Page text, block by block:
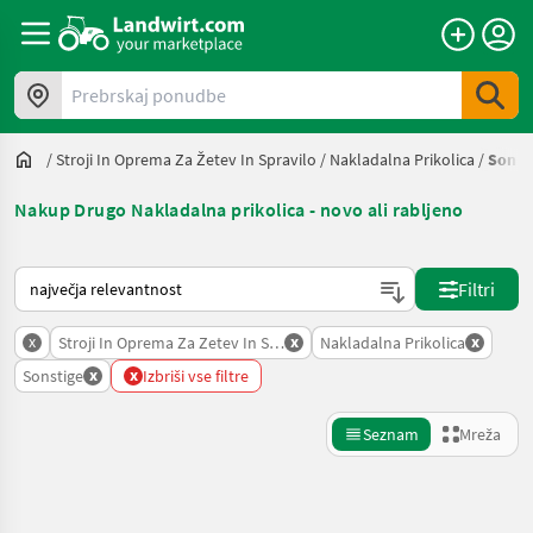
Prebrskaj ponudbe
/Stroji In Oprema Za Žetev In Spravilo / Nakladalna Prikolica /
Nakup Drugo Nakladalna prikolica - novo ali rabljeno
Tako je razvrščeno na Landwirt.com
Filtri
x Stroji In Oprema Za Zetev In Spravilo
x Nakladalna Prikolica x
Sonstige x x Izbriši vse filtre
Seznam Mreža